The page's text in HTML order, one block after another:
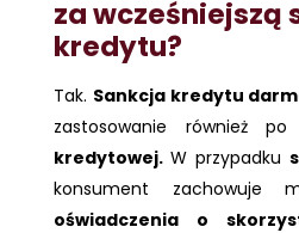
za wcześniejszą
kredytu?
Tak. Sankcja kredytu
zastosowanie również
kredytowej. W przypadku
konsument zachowuje
oświadczenia o